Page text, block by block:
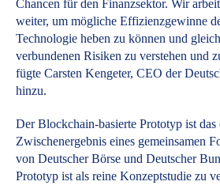
Chancen für den Finanzsektor. Wir
weiter, um mögliche Effizienzgewinne
Technologie heben zu können und
verbundenen Risiken zu verstehen und
fügte Carsten Kengeter, CEO der
hinzu.
Der Blockchain-basierte Prototyp ist das
Zwischenergebnis eines gemeinsamen
von Deutscher Börse und Deutscher
Prototyp ist als reine Konzeptstudie zu